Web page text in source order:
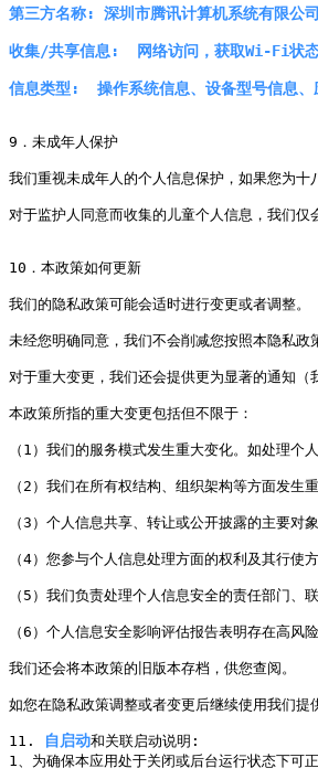
第三方名称: 深圳市腾讯计算机系统有限公司
收集/共享信息:  网络访问，获取Wi-Fi状态
信息类型:  操作系统信息、设备型号信息、
9．未成年人保护
我们重视未成年人的个人信息保护，如果您为
对于监护人同意而收集的儿童个人信息，我们
10．本政策如何更新
我们的隐私政策可能会适时进行变更或者调整。
未经您明确同意，我们不会削减您按照本隐私
对于重大变更，我们还会提供更为显著的通知
本政策所指的重大变更包括但不限于：
（1）我们的服务模式发生重大变化。如处理
（2）我们在所有权结构、组织架构等方面发
（3）个人信息共享、转让或公开披露的主要对
（4）您参与个人信息处理方面的权利及其行使
（5）我们负责处理个人信息安全的责任部门、
（6）个人信息安全影响评估报告表明存在高风险
我们还会将本政策的旧版本存档，供您查阅。
如您在隐私政策调整或者变更后继续使用我们
11. 自启动和关联启动说明:
1、为确保本应用处于关闭或后台运行状态下